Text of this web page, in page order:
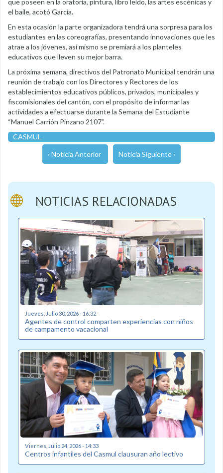
que poseen en la oratoria, pintura, libro leído, las artes escénicas y
el baile, acotó García.
En esta ocasión la parte organizadora tendrá una sorpresa para los
estudiantes en las coreografías, presentando innovaciones que les
atrae a los jóvenes, así mismo se premiará a los planteles
educativos que lleven su mejor barra.
La próxima semana, directivos del Patronato Municipal tendrán una
reunión de trabajo con los Directores y Rectores de los
establecimientos educativos públicos, privados, municipales y
fiscomisionales del cantón, con el propósito de informar las
actividades a efectuarse durante la Semana del Estudiante
“Manuel Carrión Pinzano 2107”.
CASMUL
‹ Noticia Anterior Noticia Siguiente ›
NOTICIAS RELACIONADAS
Jueves, Julio 30, 2026 - 16:32
Agentes de control comparten experiencias con niños
de campamento vacacional
Viernes, Julio 24, 2026 - 14:33
Centros infantiles del Casmul clausuran año lectivo